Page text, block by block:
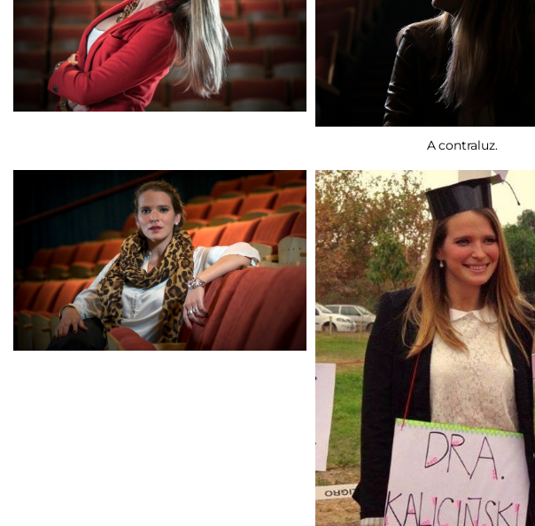
A contraluz.